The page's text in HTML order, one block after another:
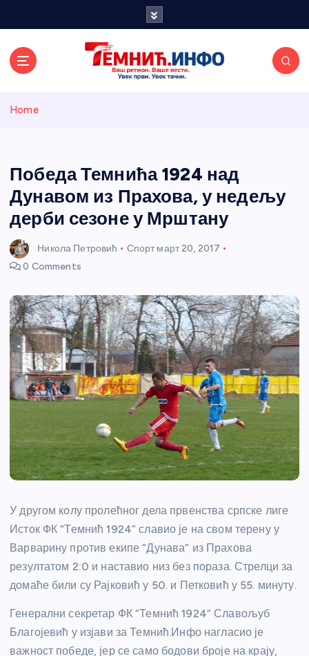
и портал
Home
Победа Темнића 1924 над
Дунавом из Прахова, у недељу
дерби сезоне у Мрштану
Никола Петровић Спорт март 20, 2017
0 Comments
У другом колу пролећног дела првенства српске лиге
Исток ФК “Темнић 1924” славио је на свом терену у
Варварину против екипе “Дунава” из Прахова
резултатом 2:0 и наставио низ без пораза. Стрелци за
домаће били су Рајковић у 50. и Петковић у 55. минуту.
Генерални секретар ФК “Темнић 1924” Славољуб
Благојевић у изјави за Темнић.Инфо нагласио је
важност победе, јер се само бодови броје на крају,